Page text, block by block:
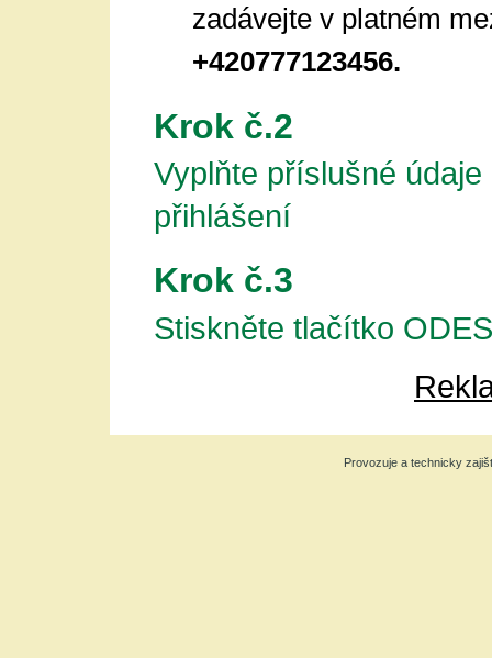
zadávejte v platném
+420777123456.
Krok č.2
Vyplňte příslušné
přihlášení
Krok č.3
Stiskněte tlačítko
Provozuje a technicky